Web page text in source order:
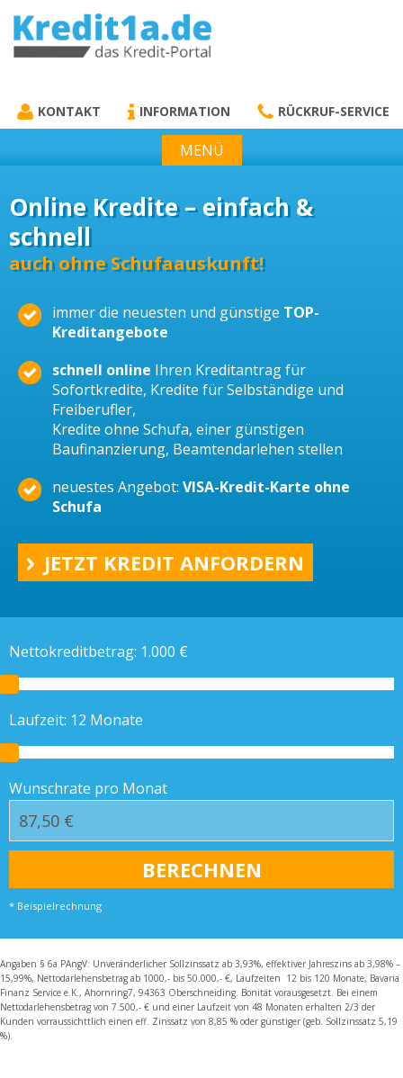
KREDIT1A.DE
KONTAKT INFORMATION RÜCKRUF-SERVICE
MENÜ
Online Kredite – einfach &
schnell
auch ohne Schufaauskunft!
immer die neuesten und günstige TOP-
Kreditangebote
schnell online Ihren Kreditantrag für
Sofortkredite, Kredite für Selbständige und
Freiberufler,
Kredite ohne Schufa, einer günstigen
Baufinanzierung, Beamtendarlehen stellen
neuestes Angebot: VISA-Kredit-Karte ohne
Schufa
JETZT KREDIT ANFORDERN
Nettokreditbetrag: 1.000 €
Laufzeit: 12 Monate
Wunschrate pro Monat
* Beispielrechnung
Angaben § 6a PAngV: Unveränderlicher Sollzinssatz ab 3,93%, effektiver Jahreszins ab 3,98% –
15,99%, Nettodarlehensbetrag ab 1000,- bis 50.000,- €, Laufzeiten 12 bis 120 Monate, Bavaria
Finanz Service e.K., Ahornring7, 94363 Oberschneiding. Bonität vorausgesetzt. Bei einem
Nettodarlehensbetrag von 7.500,- € und einer Laufzeit von 48 Monaten erhalten 2/3 der
Kunden vorraussichttlich einen eff. Zinssatz von 8,85 % oder günstiger (geb. Sollzinssatz 5,19
%).